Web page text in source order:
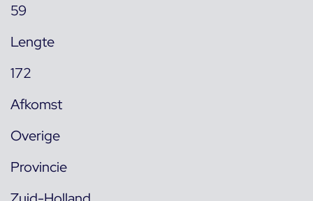
59
Lengte
172
Afkomst
Overige
Provincie